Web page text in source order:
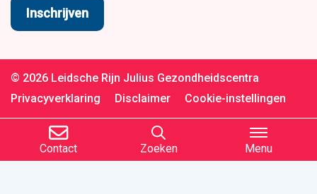
© 2026 Leidsche Rijn Julius Gezondheidscentra
Privacyverklaring
Disclaimer Cookie-instellingen
Contact Zoeken Menu